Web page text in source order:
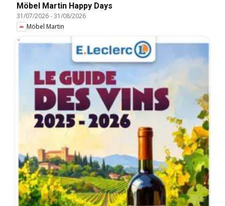
Möbel Martin Happy Days
31/07/2026-31/08/2026
Möbel Martin